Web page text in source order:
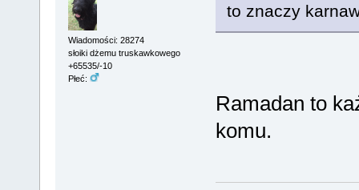
Wiadomości: 28274
słoiki dżemu truskawkowego
+65535/-10
Płeć:
to znaczy
Ramadan to
komu.